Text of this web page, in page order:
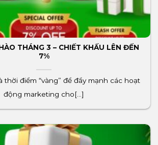
THÁNG 3 – CHIẾT KHẤU LÊN ĐẾN
7%
thời điểm “vàng” để đẩy mạnh các hoạt
động marketing cho[...]